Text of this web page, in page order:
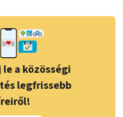
a közösségi
legfrissebb